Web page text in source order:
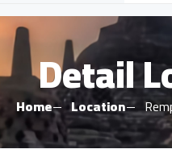
Detail
Home Location